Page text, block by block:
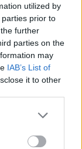
utilized by
prior to
further
parties on the
may
IAB’s List of
it to other